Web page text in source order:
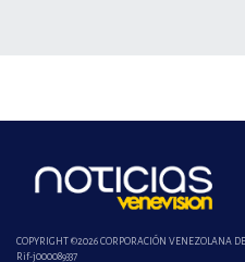
COPYRIGHT ©2026 CORPORACIÓN VENEZOLANA
Rif-j000089337